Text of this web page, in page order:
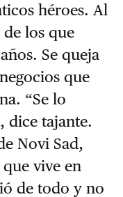
héroes. Al
los que
Se queja
que
“Se lo
dice tajante.
Novi Sad,
que vive en
de todo y no